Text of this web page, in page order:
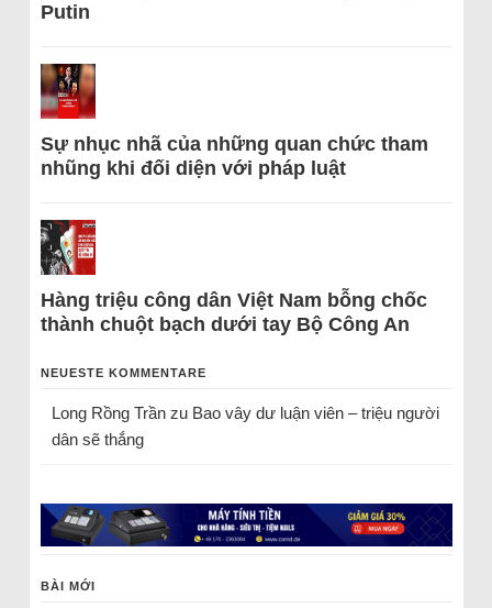
Putin
Sự nhục nhã của những quan chức tham
nhũng khi đối diện với pháp luật
Hàng triệu công dân Việt Nam bỗng chốc
thành chuột bạch dưới tay Bộ Công An
NEUESTE KOMMENTARE
Long Rồng Trầnzu Bao vây dư luận viên – triệu người
dân sẽ thắng
BÀI MỚI